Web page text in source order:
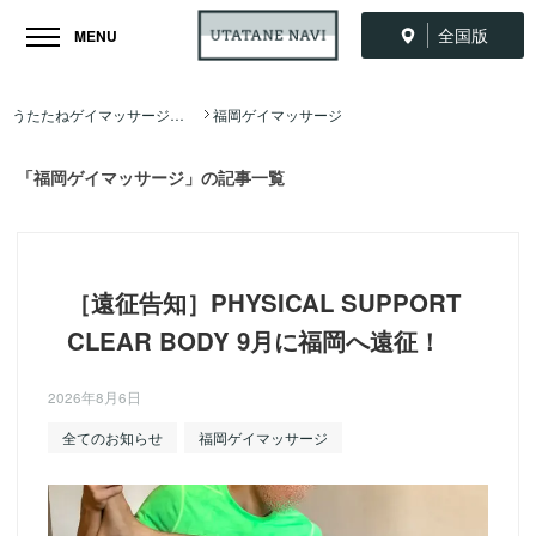
全国版
MENU
うたたねゲイマッサージ全国ナビ TOP 福岡ゲイマッサージ
「福岡ゲイマッサージ」の記事一覧
［遠征告知］PHYSICAL SUPPORT
CLEAR BODY 9月に福岡へ遠征！
2026年8月6日
全てのお知らせ
福岡ゲイマッサージ